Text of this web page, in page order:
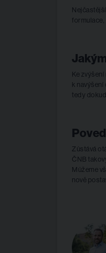
formulace,
Ke
k navýšení
tedy
Zůstává
ČNB
Můžeme
nově